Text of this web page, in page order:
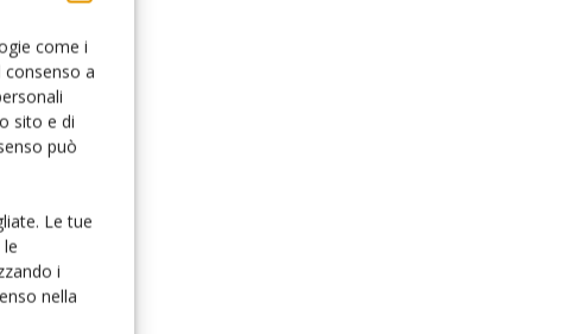
come i
a
sito e di
può
Le tue
i
nella